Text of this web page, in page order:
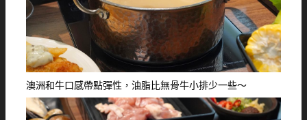
澳洲和牛口感帶點彈性，油脂比無骨牛小排少一些～